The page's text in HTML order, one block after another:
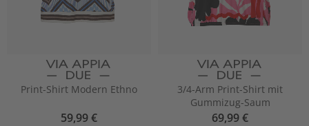
Print-Shirt Modern Ethno
59,99 €
3/4-Arm Print-Shirt mit
Gummizug-Saum
69,99 €